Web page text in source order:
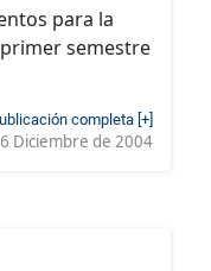
para la
semestre
completa [+]
Diciembre de 2004